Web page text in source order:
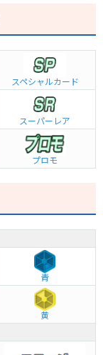
スペシャルカード
スーパーレア
プロモ
青
黄